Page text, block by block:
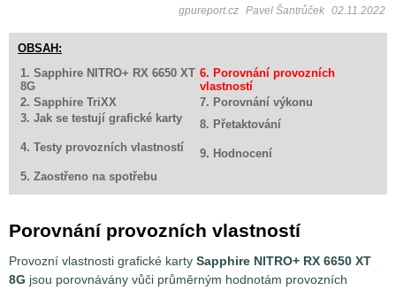
gpureport.cz Pavel Šantrůček 02.11.2022
OBSAH:
1. Sapphire NITRO+ RX 6650 XT
8G
6. Porovnání provozních
vlastností
2. Sapphire TriXX
7. Porovnání výkonu
3. Jak se testují grafické karty
8. Přetaktování
4. Testy provozních vlastností
9. Hodnocení
5. Zaostřeno na spotřebu
Porovnání provozních vlastností
Provozní vlastnosti grafické karty Sapphire NITRO+ RX 6650 XT
8G jsou porovnávány vůči průměrným hodnotám provozních